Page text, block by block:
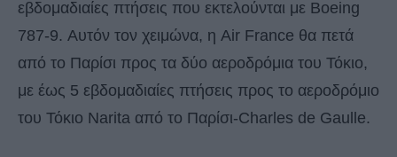
εβδομαδιαίες πτήσεις που εκτελούνται με Boeing
787-9. Αυτόν τον χειμώνα, η Air France θα πετά
από το Παρίσι προς τα δύο αεροδρόμια του Τόκιο,
με έως 5 εβδομαδιαίες πτήσεις προς το αεροδρόμιο
του Τόκιο Narita από το Παρίσι-Charles de Gaulle.